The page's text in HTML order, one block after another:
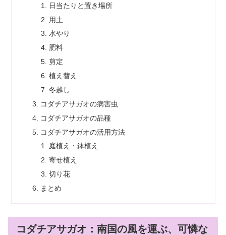
日当たりと置き場所
用土
水やり
肥料
剪定
植え替え
冬越し
コダチアサガオの病害虫
コダチアサガオの品種
コダチアサガオの活用方法
庭植え・鉢植え
寄せ植え
切り花
まとめ
コダチアサガオ：南国の風を運ぶ、可憐な